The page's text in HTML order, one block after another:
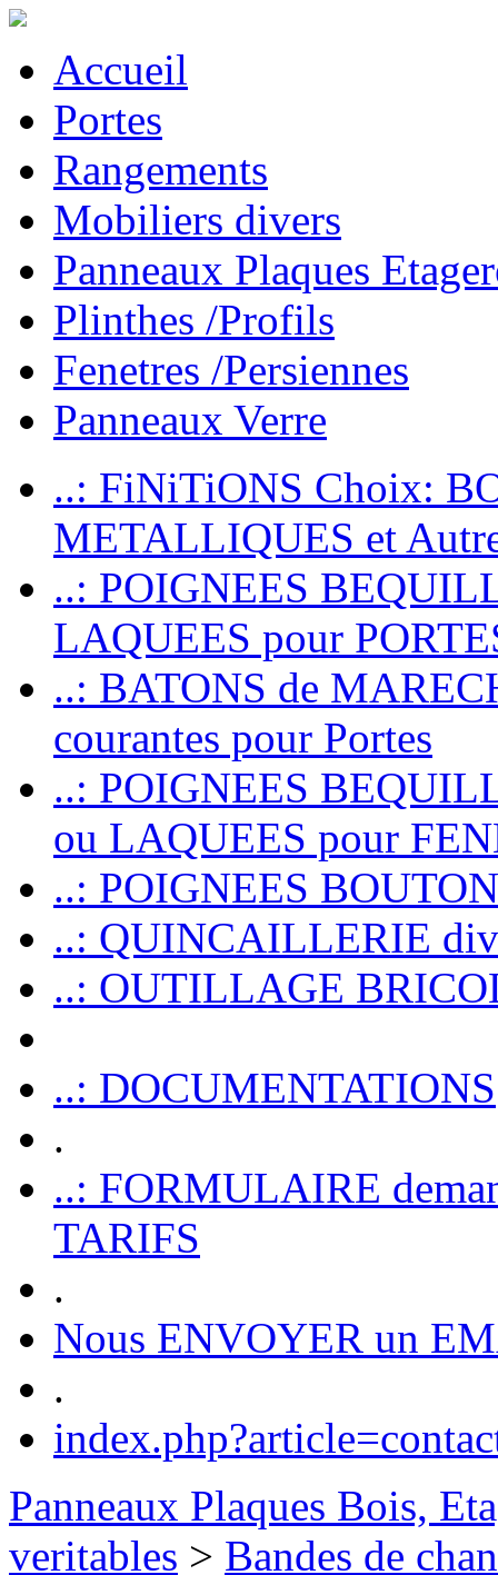
Accueil
Portes
Rangements
Mobiliers divers
Panneaux Plaques
Plinthes /Profils
Fenetres /Persiennes
Panneaux Verre
..: FiNiTiONS Choix:
METALLIQUES et
..: POIGNEES
LAQUEES pour
..: BATONS de
courantes pour Portes
..: POIGNEES
ou LAQUEES pour
..: POIGNEES
..: QUINCAILLERIE
..: OUTILLAGE
..: DOCUMENTATIONS
.
..: FORMULAIRE
TARIFS
.
Nous ENVOYER un
.
Panneaux Plaques Bois,
veritables > Bandes de